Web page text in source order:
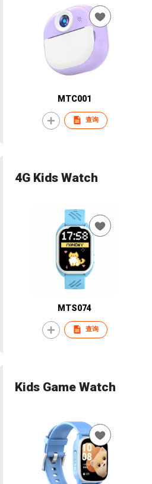
MTC001
查询
4G Kids Watch
MTS074
查询
Kids Game Watch